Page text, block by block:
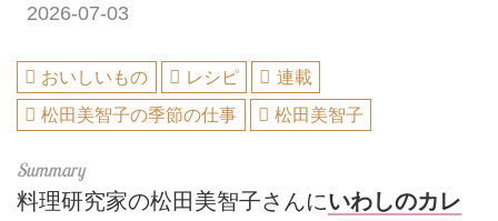
2026-07-03
おいしいもの レシピ
連載
松田美智子の季節の仕事
松田美智子
料理研究家の松田美智子さんにいわしのカレ